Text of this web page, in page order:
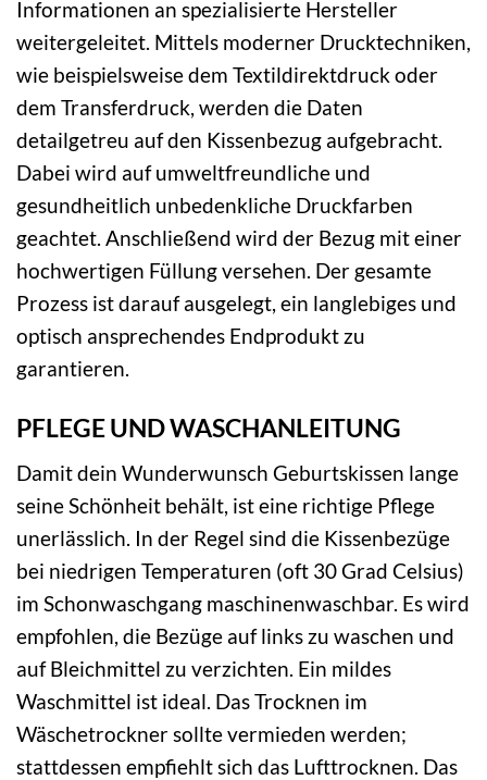
Informationen an spezialisierte Hersteller
weitergeleitet. Mittels moderner Drucktechniken,
wie beispielsweise dem Textildirektdruck oder
dem Transferdruck, werden die Daten
detailgetreu auf den Kissenbezug aufgebracht.
Dabei wird auf umweltfreundliche und
gesundheitlich unbedenkliche Druckfarben
geachtet. Anschließend wird der Bezug mit einer
hochwertigen Füllung versehen. Der gesamte
Prozess ist darauf ausgelegt, ein langlebiges und
optisch ansprechendes Endprodukt zu
garantieren.
PFLEGE UND WASCHANLEITUNG
Damit dein Wunderwunsch Geburtskissen lange
seine Schönheit behält, ist eine richtige Pflege
unerlässlich. In der Regel sind die Kissenbezüge
bei niedrigen Temperaturen (oft 30 Grad Celsius)
im Schonwaschgang maschinenwaschbar. Es wird
empfohlen, die Bezüge auf links zu waschen und
auf Bleichmittel zu verzichten. Ein mildes
Waschmittel ist ideal. Das Trocknen im
Wäschetrockner sollte vermieden werden;
stattdessen empfiehlt sich das Lufttrocknen. Das